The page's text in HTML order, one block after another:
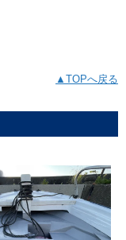
▲TOPへ戻る